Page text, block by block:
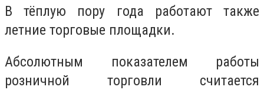
В тёплую пору года работают также
летние торговые площадки.
Абсолютным показателем работы
розничной торговли считается